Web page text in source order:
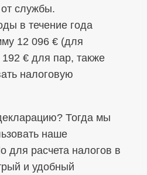
службы.
в течение года
12 096 € (для
€ для пар, также
налоговую
Тогда мы
наше
для расчета налогов в
и удобный